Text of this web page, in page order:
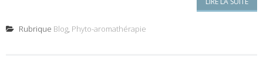
Rubrique Blog, Phyto-aromathérapie